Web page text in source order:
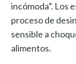
incómoda”. Los
proceso de
sensible a
alimentos.